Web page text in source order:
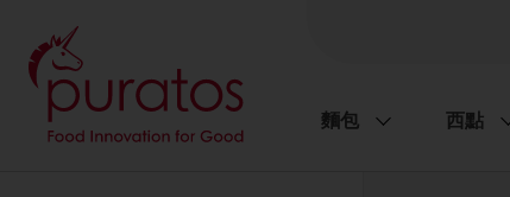
麵包 西點